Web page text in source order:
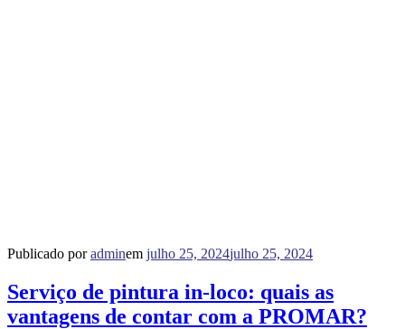
Publicado poradminem julho 25, 2024julho 25, 2024
Serviço de pintura in-loco: quais as
vantagens de contar com a PROMAR?